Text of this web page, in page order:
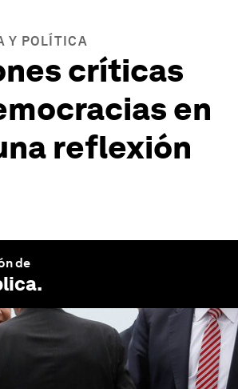
Y POLÍTICA
críticas
en
reflexión
de
.